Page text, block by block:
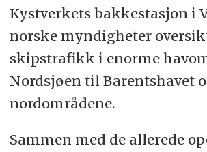
Kystverkets bakkestasjon i
norske myndigheter
skipstrafikk i enorme
Nordsjøen til Barentshavet
nordområdene.
Sammen med de allerede